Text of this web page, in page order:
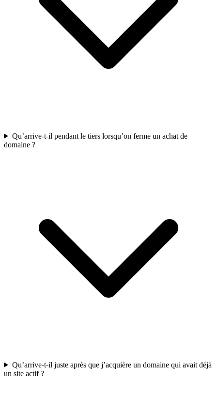
Qu’arrive-t-il pendant le tiers lorsqu’on ferme un achat de
domaine ?
Qu’arrive-t-il juste après que j’acquière un domaine qui avait déjà
un site actif ?